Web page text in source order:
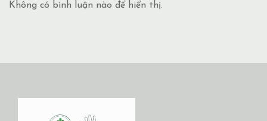
Không có bình luận nào để hiển thị.